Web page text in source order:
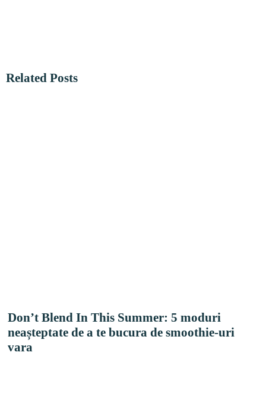
Related Posts
Don’t Blend In This Summer: 5 moduri
neașteptate de a te bucura de smoothie-uri
vara